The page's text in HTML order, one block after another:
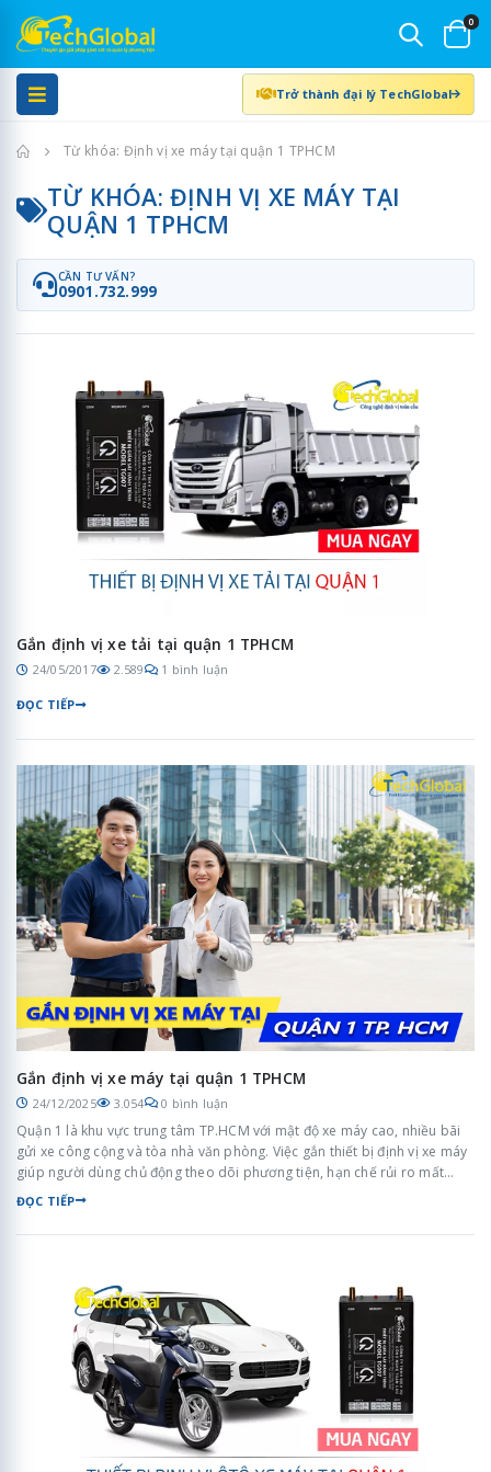
0
Trở thành đại lý TechGlobal
Trang chủTừ khóa: Định vị xe máy tại quận 1 TPHCM
TỪ KHÓA: ĐỊNH VỊ XE MÁY TẠI
QUẬN 1 TPHCM
CẦN TƯ VẤN?
0901.732.999
Gắn định vị xe tải tại quận 1 TPHCM
24/05/2017 2.589 1 bình luận
ĐỌC TIẾP
Gắn định vị xe máy tại quận 1 TPHCM
24/12/2025 3.054 0 bình luận
Quận 1 là khu vực trung tâm TP.HCM với mật độ xe máy cao, nhiều bãi
gửi xe công cộng và tòa nhà văn phòng. Việc gắn thiết bị định vị xe máy
giúp người dùng chủ động theo dõi phương tiện, hạn chế rủi ro mất
trộm và quản lý xe hiệu quả hơn trong quá trình sử dụng hằng ngày.
ĐỌC TIẾP